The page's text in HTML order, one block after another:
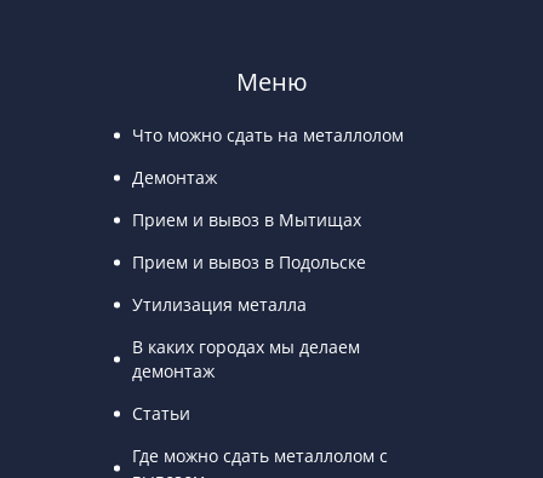
Меню
Что можно сдать на металлолом
Демонтаж
Прием и вывоз в Мытищах
Прием и вывоз в Подольске
Утилизация металла
В каких городах мы делаем
демонтаж
Статьи
Где можно сдать металлолом с